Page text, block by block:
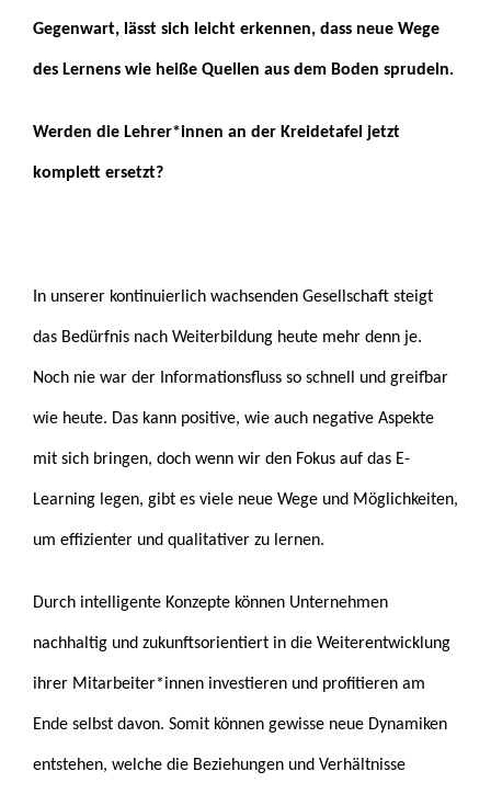
Gegenwart, lässt sich leicht erkennen, dass neue Wege
des Lernens wie heiße Quellen aus dem Boden sprudeln.
Werden die Lehrer*innen an der Kreidetafel jetzt
komplett ersetzt?
In unserer kontinuierlich wachsenden Gesellschaft steigt
das Bedürfnis nach Weiterbildung heute mehr denn je.
Noch nie war der Informationsfluss so schnell und greifbar
wie heute. Das kann positive, wie auch negative Aspekte
mit sich bringen, doch wenn wir den Fokus auf das E-
Learning legen, gibt es viele neue Wege und Möglichkeiten,
um effizienter und qualitativer zu lernen.
Durch intelligente Konzepte können Unternehmen
nachhaltig und zukunftsorientiert in die Weiterentwicklung
ihrer Mitarbeiter*innen investieren und profitieren am
Ende selbst davon. Somit können gewisse neue Dynamiken
entstehen, welche die Beziehungen und Verhältnisse